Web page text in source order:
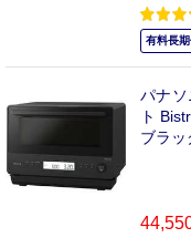
有料長
パナ
ト
ブラッ